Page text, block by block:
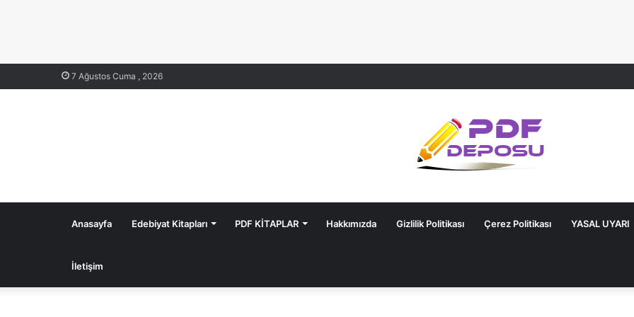
7 Ağustos Cuma , 2026
Anasayfa Edebiyat Kitapları PDF KİTAPLAR Hakkımızda Gizlilik Politikası Çerez Politikası YASAL UYARI
İletişim